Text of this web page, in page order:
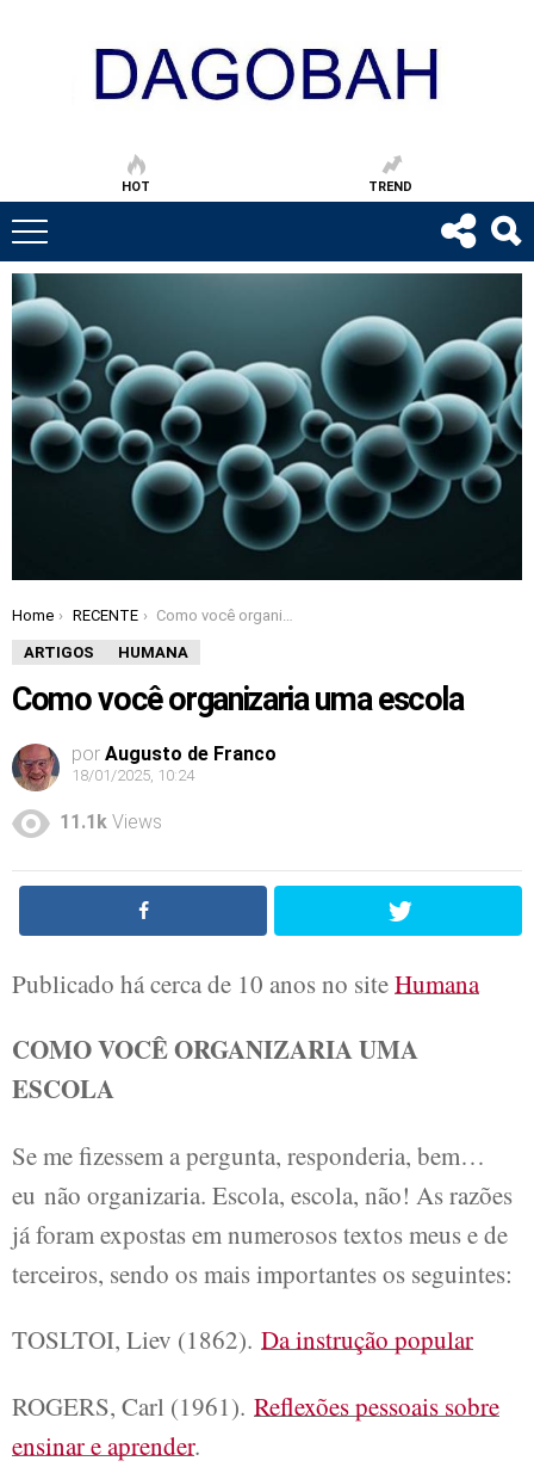
HOT TREND
You are here:
Home RECENTE Como você organizaria uma escola
ARTIGOS HUMANA
Como você organizaria uma escola
por Augusto de Franco
18/01/2025, 10:24
11.1k Views
Publicado há cerca de 10 anos no siteHumana
COMO VOCÊ ORGANIZARIA UMA
ESCOLA
Se me fizessem a pergunta, responderia, bem…
eu não organizaria. Escola, escola, não! As razões
já foram expostas em numerosos textos meus e de
terceiros, sendo os mais importantes os seguintes:
TOSLTOI, Liev (1862). Da instrução popular
ROGERS, Carl (1961). Reflexões pessoais sobre
ensinar e aprender.